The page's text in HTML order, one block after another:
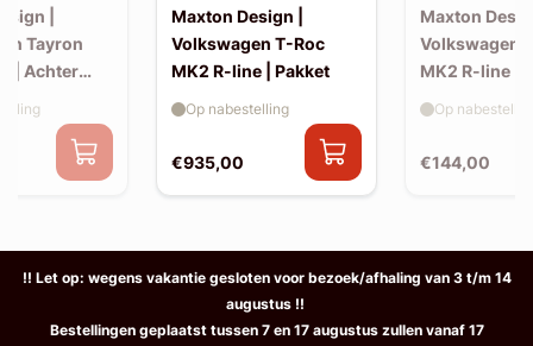
|
Tayron
| Achter
Maxton Design |
Volkswagen T-Roc
MK2 R-line | Pakket
€935,00
Op nabestelling
Maxton
Volkswagen
MK2 R-line |
extension
€144,00
Op
!! Let op: wegens vakantie gesloten voor bezoek/afhaling van 3 t/m 14
augustus !!
Bestellingen geplaatst tussen 7 en 17 augustus zullen vanaf 17